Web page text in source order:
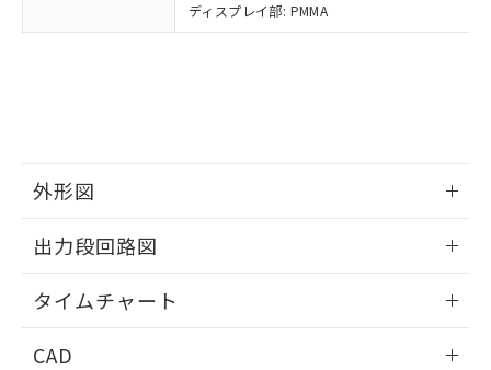
ディスプレイ部: PMMA
外形図
出力段回路図
タイムチャート
CAD
登録された部品リストについて、当社
および当社の共同利用者が、当社の製
※本証明書は発行日時点で非含有を証明す
るもので、過去に遡って非含有を証明する
また、RoHS指令のフタル酸エステル類４
物質の対応では、対応完了までの期間は出
荷製品に未対応品が混在することから備考
欄に対応日を記載しておりました。
既に当社にて対応品への在庫切替を完了